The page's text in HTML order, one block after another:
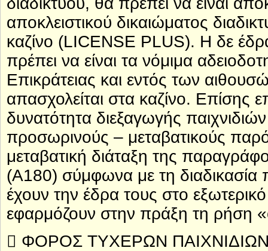
αποκλειστικού δικαιώματος
καζίνο (LICENSE PLUS). Η δε
πρέπει να είναι τα νόμιμα
Επικράτειας και εντός των
απασχολείται στα καζίνο. Επίσης
δυνατότητα διεξαγωγής
προσωρινούς – μεταβατικούς
μεταβατική διάταξη της
(Α180) σύμφωνα με τη
έχουν την έδρα τους στο
εφαρμόζουν στην πράξη τη ρήση
 ΦΟΡΟΣ ΤΥΧΕΡΩΝ ΠΑΙΧΝΙΔΙΩΝ